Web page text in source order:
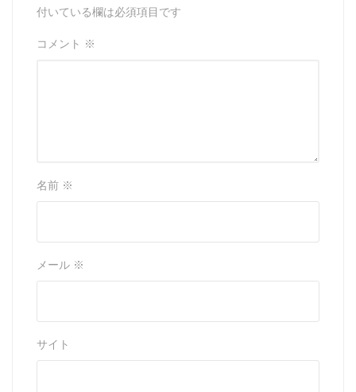
付いている欄は必須項目です
コメント ※
名前 ※
メール ※
サイト